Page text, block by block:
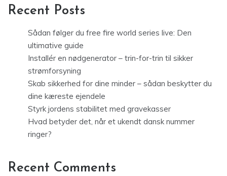
Recent Posts
Sådan følger du free fire world series live: Den
ultimative guide
Installér en nødgenerator – trin-for-trin til sikker
strømforsyning
Skab sikkerhed for dine minder – sådan beskytter du
dine kæreste ejendele
Styrk jordens stabilitet med gravekasser
Hvad betyder det, når et ukendt dansk nummer
ringer?
Recent Comments